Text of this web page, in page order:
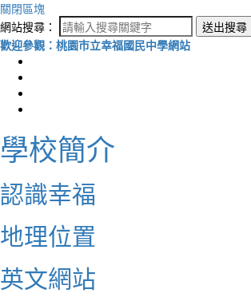
關閉區塊
網站搜尋：
送出搜尋
歡迎參觀：桃園市立幸福國民中學網站
學校簡介
認識幸福
地理位置
英文網站